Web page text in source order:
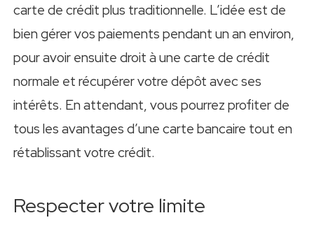
carte de crédit plus traditionnelle. L’idée est de
bien gérer vos paiements pendant un an environ,
pour avoir ensuite droit à une carte de crédit
normale et récupérer votre dépôt avec ses
intérêts. En attendant, vous pourrez profiter de
tous les avantages d’une carte bancaire tout en
rétablissant votre crédit.
Respecter votre limite